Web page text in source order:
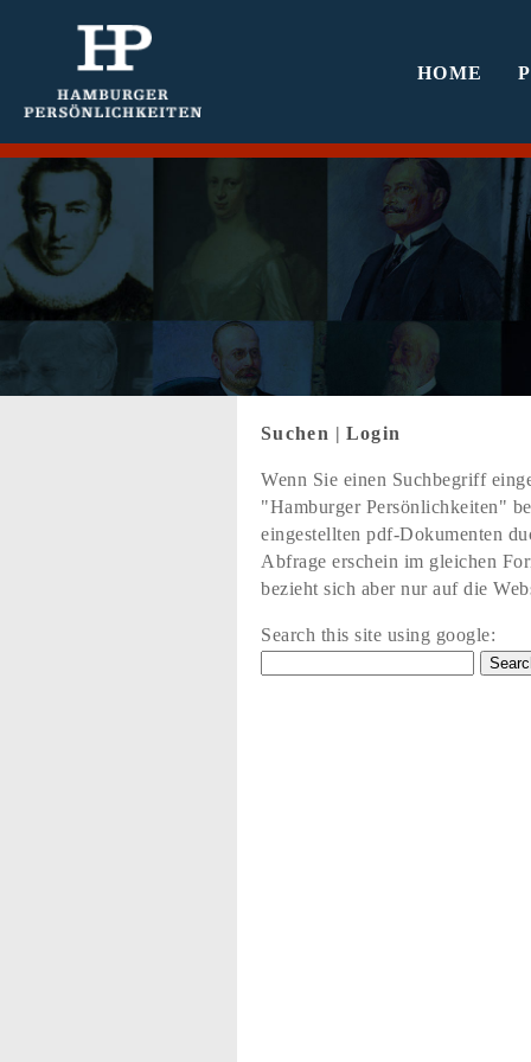
HOME
Suchen | Login
Wenn Sie einen Suchbegriff
"Hamburger Persönlichkeiten"
eingestellten pdf-Dokumenten
Abfrage erschein im gleichen
bezieht sich aber nur auf die
Search this site using google: